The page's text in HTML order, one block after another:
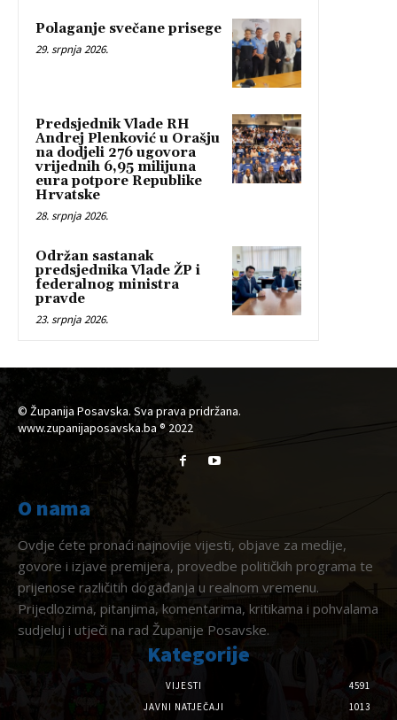
Polaganje svečane prisege
29. srpnja 2026.
Predsjednik Vlade RH
Andrej Plenković u Orašju
na dodjeli 276 ugovora
vrijednih 6,95 milijuna
eura potpore Republike
Hrvatske
28. srpnja 2026.
Održan sastanak
predsjednika Vlade ŽP i
federalnog ministra
pravde
23. srpnja 2026.
© Županija Posavska. Sva prava pridržana.
www.zupanijaposavska.ba ® 2022
O nama
Ovdje ćete pronaći najnovije vijesti, objave za medije,
govore i izjave premijera, provedbe političkih programa te
prijenose različitih događanja u realnom vremenu.
Prijedlozima, pitanjima, komentarima, kritikama i pohvalama
sudjeluj i utječi na rad Županije Posavske.
Kategorije
VIJESTI
4591
JAVNI NATJEČAJI
1013